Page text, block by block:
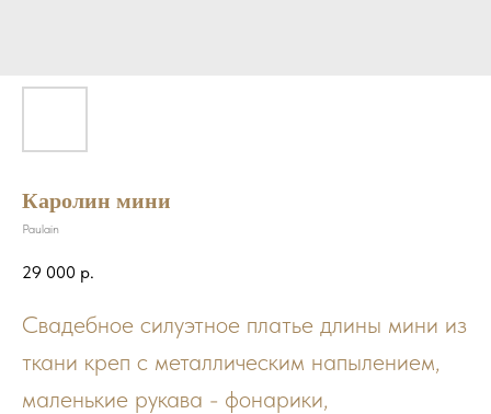
Каролин мини
Paulain
29 000 р.
Свадебное силуэтное платье длины мини из
ткани креп с металлическим напылением,
маленькие рукава - фонарики,